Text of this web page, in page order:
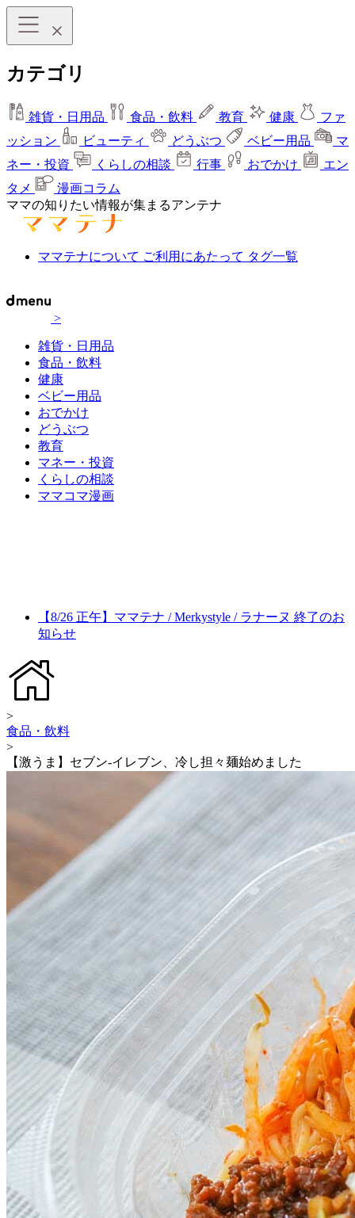
カテゴリ
雑貨・日用品 食品・飲料 教育 健康
ファ
ッション
ビューティ どうぶつ ベビー用品
マ
ネー・投資
くらしの相談 行事 おでかけ
エン
タメ
漫画コラム
ママの知りたい情報が集まるアンテナ
ママテナについて ご利用にあたって タグ一覧
>
雑貨・日用品
食品・飲料
健康
ベビー用品
おでかけ
どうぶつ
教育
マネー・投資
くらしの相談
ママコマ漫画
【8/26 正午】ママテナ / Merkystyle / ラナーヌ 終了のお
知らせ
>
食品・飲料
>
【激うま】セブン-イレブン、冷し担々麺始めました